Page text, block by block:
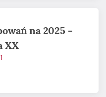
na 2025 -
XX